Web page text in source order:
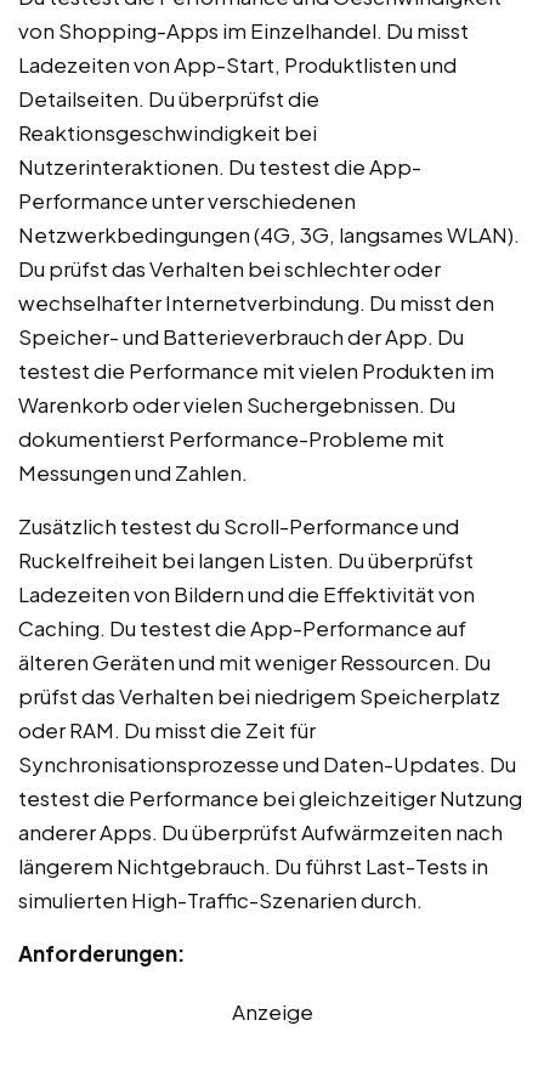
von Shopping-Apps im Einzelhandel. Du misst
Ladezeiten von App-Start, Produktlisten und
Detailseiten. Du überprüfst die
Reaktionsgeschwindigkeit bei
Nutzerinteraktionen. Du testest die App-
Performance unter verschiedenen
Netzwerkbedingungen (4G, 3G, langsames WLAN).
Du prüfst das Verhalten bei schlechter oder
wechselhafter Internetverbindung. Du misst den
Speicher- und Batterieverbrauch der App. Du
testest die Performance mit vielen Produkten im
Warenkorb oder vielen Suchergebnissen. Du
dokumentierst Performance-Probleme mit
Messungen und Zahlen.
Zusätzlich testest du Scroll-Performance und
Ruckelfreiheit bei langen Listen. Du überprüfst
Ladezeiten von Bildern und die Effektivität von
Caching. Du testest die App-Performance auf
älteren Geräten und mit weniger Ressourcen. Du
prüfst das Verhalten bei niedrigem Speicherplatz
oder RAM. Du misst die Zeit für
Synchronisationsprozesse und Daten-Updates. Du
testest die Performance bei gleichzeitiger Nutzung
anderer Apps. Du überprüfst Aufwärmzeiten nach
längerem Nichtgebrauch. Du führst Last-Tests in
simulierten High-Traffic-Szenarien durch.
Anforderungen:
Anzeige